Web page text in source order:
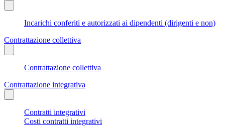
Incarichi conferiti e autorizzati ai dipendenti (dirigenti e non)
Contrattazione collettiva
Contrattazione collettiva
Contrattazione integrativa
Contratti integrativi
Costi contratti integrativi